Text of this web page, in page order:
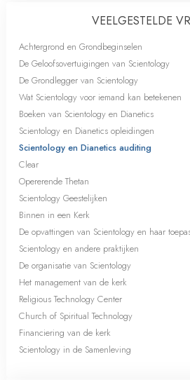
VEELGESTELDE
Achtergrond en Grondbeginselen
De Geloofsovertuigingen van Scientology
De Grondlegger van Scientology
Wat Scientology voor iemand kan betekenen
Boeken van Scientology en Dianetics
Scientology en Dianetics opleidingen
Scientology en Dianetics auditing
Clear
Opererende Thetan
Scientology Geestelijken
Binnen in een Kerk
De opvattingen van Scientology en haar
Scientology en andere praktijken
De organisatie van Scientology
Het management van de kerk
Religious Technology Center
Church of Spiritual Technology
Financiering van de kerk
Scientology in de Samenleving